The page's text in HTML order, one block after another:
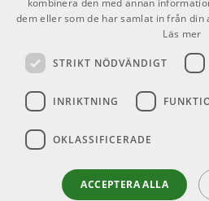
Four ADSR envelopes with
Auxiliary envelopes)
Envelopes freely assignable to
destinations
All envelopes can repeat/loop
FEEDBACK AND DISTORTION
Tuned feedback with Grunge
destruction
ARTIKELNUMMER 1087547
Info
kombinera den med annan
dem eller som de har samlat in från din
Läs mer
STRIKT NÖDVÄNDIGT
INRIKTNING
OKLASSIFICERADE
ACCEPTERA ALLA